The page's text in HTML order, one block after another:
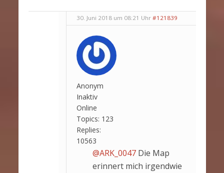
30. Juni 2018 um 08:21 Uhr #121839
Anonym
Inaktiv
Online
Topics: 123
Replies:
10563
@ARK_0047 Die Map
erinnert mich irgendwie